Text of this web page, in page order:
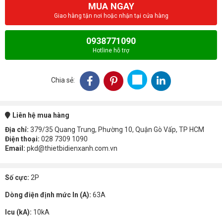
MUA NGAY
Giao hàng tận nơi hoặc nhận tại cửa hàng
0938771090
Hotline hỗ trợ
Chia sẻ:
Liên hệ mua hàng
Địa chỉ: 379/35 Quang Trung, Phường 10, Quận Gò Vấp, TP HCM
Điện thoại: 028 7309 1090
Email: pkd@thietbidienxanh.com.vn
Số cực: 2P
Dòng điện định mức In (A): 63A
Icu (kA): 10kA